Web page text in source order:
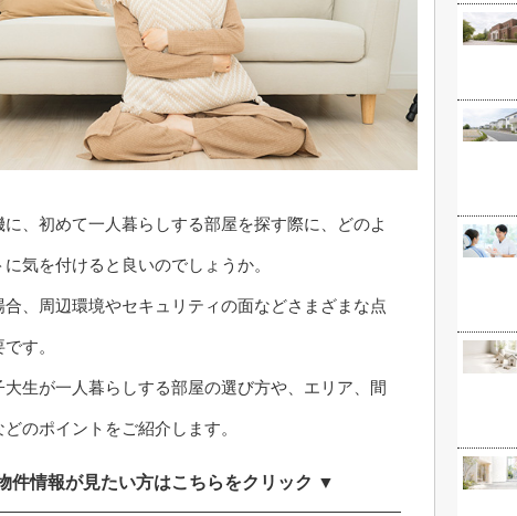
に、初めて一人暮らしする部屋を探す際に、どのよ
気を付けると良いのでしょうか。
合、周辺環境やセキュリティの面などさまざまな点
す。
大生が一人暮らしする部屋の選び方や、エリア、間
のポイントをご紹介します。
件情報が見たい方はこちらをクリック ▼